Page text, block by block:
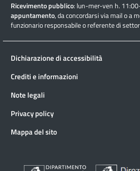
Ricevimento pubblico: lun-mer-ven h.
appuntamento, da concordarsi via mail o a
funzionario responsabile o referente di
Dichiarazione di accessibilità
Crediti e informazioni
Note legali
Privacy policy
Mappa del sito